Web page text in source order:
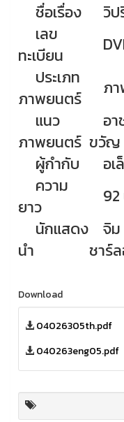
ชื่อเรื่อง
วิป
เลข
ทะเบียน
ประเภท
ภาพยนตร์
ภา
แนว
ภาพยนตร์
อา
ขวัญ
ผู้กำกับ
อเ
ความ
ยาว
92
นักแสดง
นำ
จิม
ชาร์
Download
04026305th.pdf
040263eng05.pdf